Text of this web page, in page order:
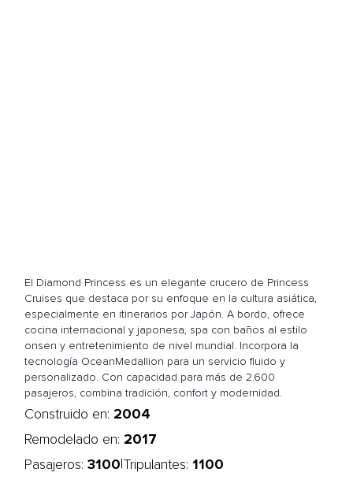
El Diamond Princess es un elegante crucero de Princess
Cruises que destaca por su enfoque en la cultura asiática,
especialmente en itinerarios por Japón. A bordo, ofrece
cocina internacional y japonesa, spa con baños al estilo
onsen y entretenimiento de nivel mundial. Incorpora la
tecnología OceanMedallion para un servicio fluido y
personalizado. Con capacidad para más de 2.600
pasajeros, combina tradición, confort y modernidad.
Construido en: 2004
Remodelado en: 2017
Pasajeros: 3100 Tripulantes: 1100